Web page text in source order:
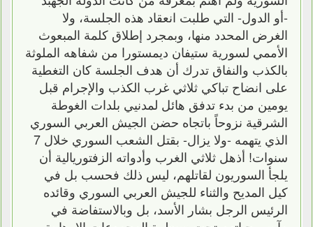
-أو الدول- التي طلبت انعقاد هذه الجلسة، ولا
الغرض المحدد منها، وبمجرد إطلاق كلمة المبعوث
الأممي لسورية ستيفان ديمستورا من شفاهه الملوثة
بالكذب والنفاق تدرك أن هدف الجلسة كان التغطية
على انضاح تباكي ثلاثي غرب الكذب والإجرام قبل
يومين من بدء تدفق هائل لمدنيي بلدات الغوطة
الشرقية نزوحاً باتجاه حضن الجيش العربي السوري
الذي يتهمه -ولا يزال- بقتل الشعب السوري خلال 7
سنوات! أذهل ثلاثي الغرب وأدواته الزفتوريالية أن
يلجأ السوريون لقاتلهم، ليس ذلك فحسب بل في
كيل المديح والثناء للجيش العربي السوري وقائده
الرئيس الرجل بشار الأسد، بل وبالاستفاضة في